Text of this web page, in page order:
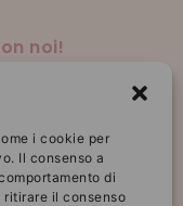
i cookie per
Il consenso a
di
ritirare il consenso
noi!